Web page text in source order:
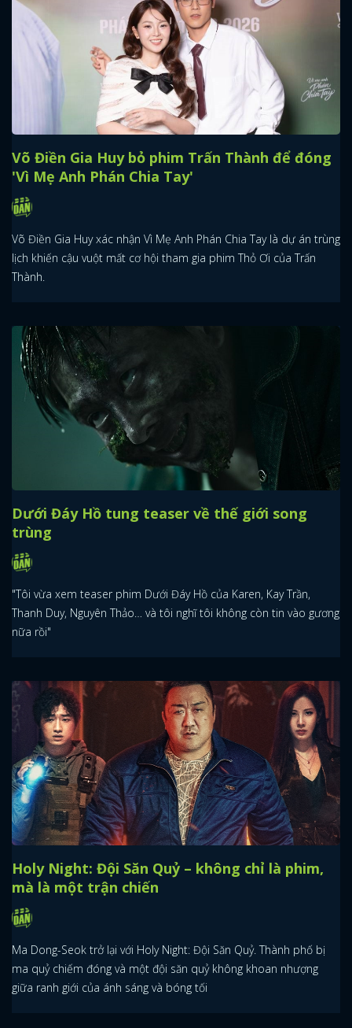
Võ Điền Gia Huy bỏ phim Trấn Thành để đóng
'Vì Mẹ Anh Phán Chia Tay'
Võ Điền Gia Huy xác nhận Vì Mẹ Anh Phán Chia Tay là dự án trùng
lịch khiến cậu vuột mất cơ hội tham gia phim Thỏ Ơi của Trấn
Thành.
Dưới Đáy Hồ tung teaser về thế giới song
trùng
"Tôi vừa xem teaser phim Dưới Đáy Hồ của Karen, Kay Trần,
Thanh Duy, Nguyên Thảo… và tôi nghĩ tôi không còn tin vào gương
nữa rồi"
Holy Night: Đội Săn Quỷ – không chỉ là phim,
mà là một trận chiến
Ma Dong-Seok trở lại với Holy Night: Đội Săn Quỷ. Thành phố bị
ma quỷ chiếm đóng và một đội săn quỷ không khoan nhượng
giữa ranh giới của ánh sáng và bóng tối